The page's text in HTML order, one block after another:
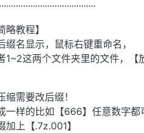
略教程】
缀名显示，鼠标右键重命名，
1~2这两个文件夹里的文件，
缩需要改后缀！
一样的比如【666】任意数字都
加上【.7z.001】